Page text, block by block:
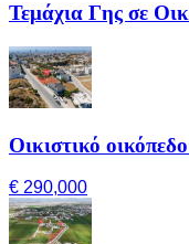
Τεμάχια Γης σε
Οικιστικό
€ 290,000